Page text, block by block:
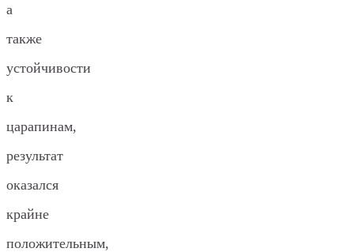
а
также
устойчивости
к
царапинам,
результат
оказался
крайне
положительным,